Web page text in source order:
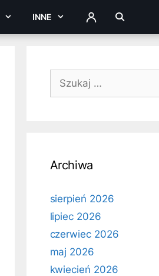
INNE ZALOGUJ
Szukaj:
Archiwa
sierpień 2026
lipiec 2026
czerwiec 2026
maj 2026
kwiecień 2026